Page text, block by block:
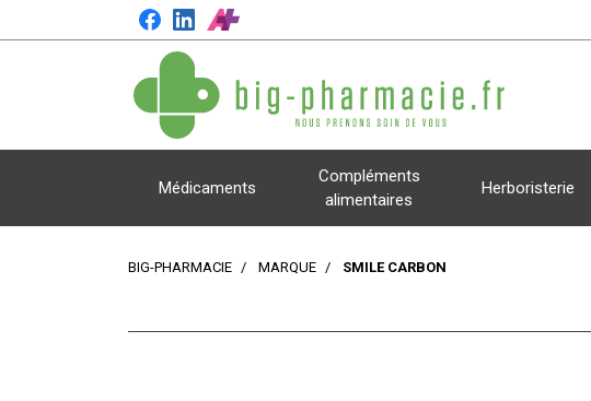
Médicaments
Compléments
alimentaires
Herboristerie
BIG-PHARMACIE MARQUE SMILE CARBON